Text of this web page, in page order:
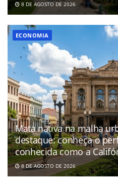
8 DE AGOSTO DE 2026
ECONOMIA
Mata nativa na malha
destaque: conheça o
conhecida como a
8 DE AGOSTO DE 2026